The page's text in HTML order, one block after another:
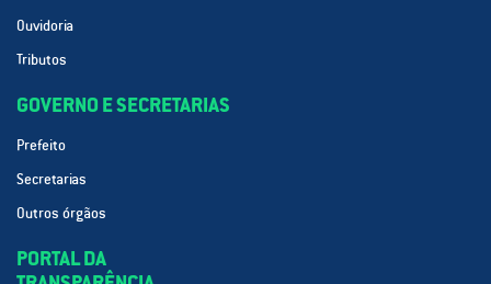
Ouvidoria
Tributos
GOVERNO E SECRETARIAS
Prefeito
Secretarias
Outros órgãos
PORTAL DA